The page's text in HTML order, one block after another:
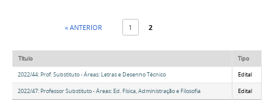
« ANTERIOR 1 2
Título Tipo
2022/44: Prof. Substituto - Áreas: Letras e Desenho Técnico Edital
2022/47: Professor Substituto - Áreas: Ed. Física, Administração e Filosofia Edital